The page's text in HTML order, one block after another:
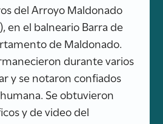
del Arroyo Maldonado
en el balneario Barra de
de Maldonado.
durante varios
y se notaron confiados
Se obtuvieron
y de video del